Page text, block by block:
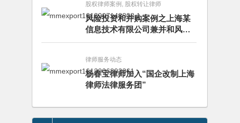
股权律师案例, 股权转让律师
风险投资和并购案例之上海某
信息技术有限公司兼并和风险
投资服务
律师服务动态
杨春宝律师加入“国企改制上海
律师法律服务团”